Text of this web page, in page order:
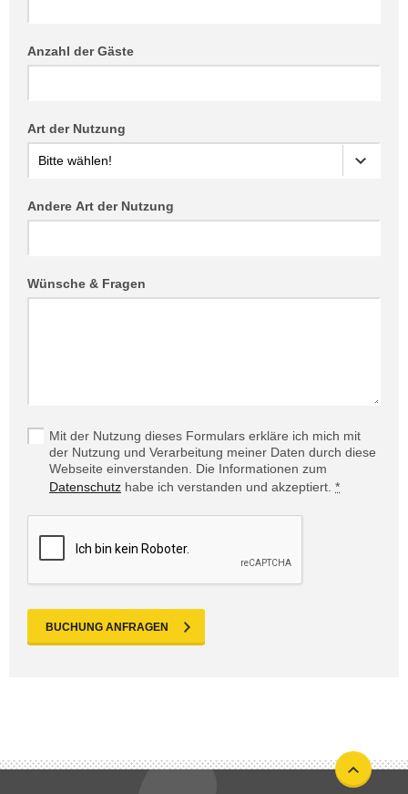
Anzahl der Gäste
Art der Nutzung
Andere Art der Nutzung
Wünsche & Fragen
Mit der Nutzung dieses Formulars erkläre ich mich mit
der Nutzung und Verarbeitung meiner Daten durch diese
Webseite einverstanden. Die Informationen zum
Datenschutz habe ich verstanden und akzeptiert. *
BUCHUNG ANFRAGEN